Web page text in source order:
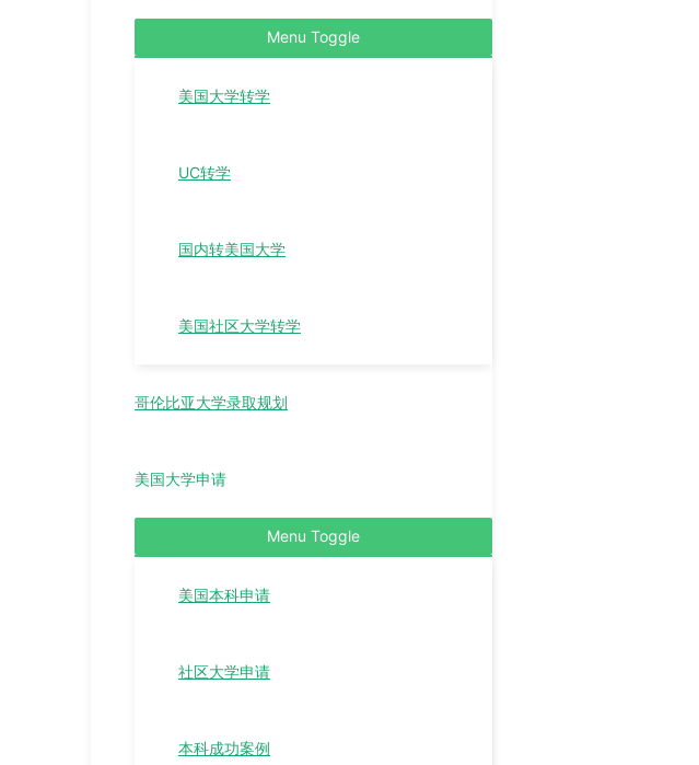
Menu Toggle
美国大学转学
UC转学
国内转美国大学
美国社区大学转学
哥伦比亚大学录取规划
美国大学申请
Menu Toggle
美国本科申请
社区大学申请
本科成功案例